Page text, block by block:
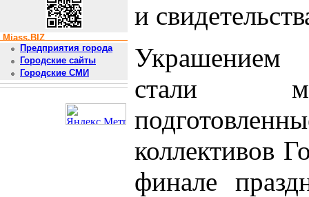
Miass.BIZ
Предприятия города
Городские сайты
Городские СМИ
и
Украшением
стали
коллективов
финале